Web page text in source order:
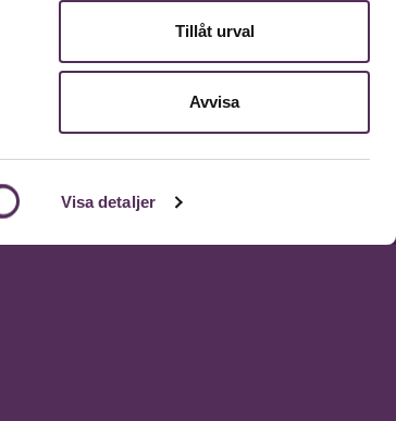
Visa detaljer
Tillåt urval
Avvisa